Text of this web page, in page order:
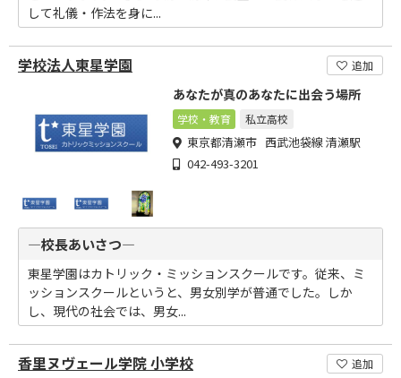
して礼儀・作法を身に...
学校法人東星学園 追加
あなたが真のあなたに出会う場所
学校・教育 私立高校
東京都清瀬市 西武池袋線 清瀬駅
042-493-3201
―校長あいさつ―
東星学園はカトリック・ミッションスクールです。従来、ミ
ッションスクールというと、男女別学が普通でした。しか
し、現代の社会では、男女...
香里ヌヴェール学院 小学校 追加